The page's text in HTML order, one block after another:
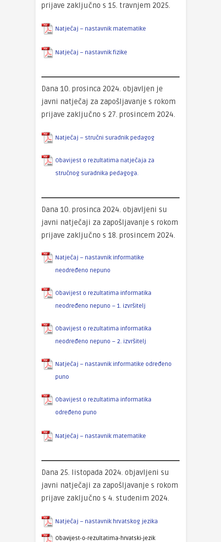
prijave zaključno s 15. travnjem 2025.
Natječaj – nastavnik matematike
Natječaj – nastavnik fizike
Dana 10. prosinca 2024. objavljen je
javni natječaj za zapošljavanje s rokom
prijave zaključno s 27. prosincem 2024.
Natječaj – stručni suradnik pedagog
Obavijest o rezultatima natječaja za
stručnog suradnika pedagoga.
Dana 10. prosinca 2024. objavljeni su
javni natječaji za zapošljavanje s rokom
prijave zaključno s 18. prosincem 2024.
Natječaj – nastavnik informatike
neodređeno nepuno
Obavijest o rezultatima informatika
neodređeno nepuno – 1. izvršitelj
Obavijest o rezultatima informatika
neodređeno nepuno – 2. izvršitelj
Natječaj – nastavnik informatike određeno
puno
Obavijest o rezultatima informatika
određeno puno
Natječaj – nastavnik matematike
Dana 25. listopada 2024. objavljeni su
javni natječaji za zapošljavanje s rokom
prijave zaključno s 4. studenim 2024.
Natječaj – nastavnik hrvatskog jezika
Obavijest-o-rezultatima-hrvatski-jezik